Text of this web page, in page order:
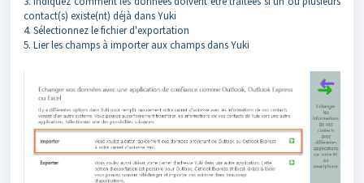
contact(s) existe(nt) déjà dans Yuki
4. Sélectionnez le fichier d'exportation
5. Lier les champs à importer aux champs dans Yuki